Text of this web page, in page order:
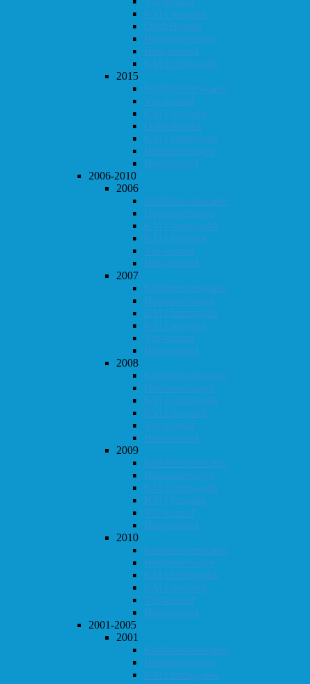
KM i lynsjakk
Dobbeltsjakk
Høstturneringen
Høst-konrad
KM i hurtigsjakk
2015
Klubbmesterskapet
Vår-konrad
KM i lynsjakk
Dobbeltsjakk
KM i hurtigsjakk
Høstturneringen
Høst-konrad
2006-2010
2006
Klubbmesterskapet
Høstturneringen
KM i hurtigsjakk
KM i lynsjakk
Vår-konrad
Høst-konrad
2007
Klubbmesterskapet
Høstturneringen
KM i hurtigsjakk
KM i lynsjakk
Vår-konrad
Høst-konrad
2008
Klubbmesterskapet
Høstturneringen
KM i hurtigsjakk
KM i lynsjakk
Vår-konrad
Høst-konrad
2009
Klubbmesterskapet
Høstturneringen
KM i hurtigsjakk
KM i lynsjakk
Vår-konrad
Høst-konrad
2010
Klubbmesterskapet
Høstturneringen
KM i hurtigsjakk
KM i lynsjakk
Vår-konrad
Høst-konrad
2001-2005
2001
Klubbmesterskapet
Høstturneringen
KM i hurtigsjakk